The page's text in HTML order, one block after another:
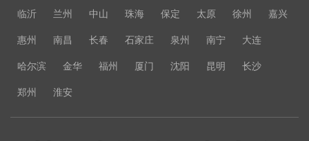
临沂 兰州 中山 珠海 保定 太原 徐州 嘉兴
惠州 南昌 长春 石家庄 泉州 南宁 大连
哈尔滨 金华 福州 厦门 沈阳 昆明 长沙
郑州 淮安